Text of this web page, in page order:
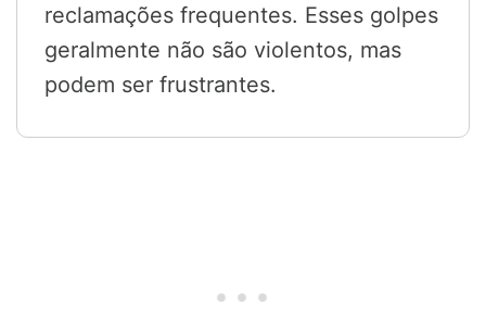
reclamações frequentes. Esses golpes
geralmente não são violentos, mas
podem ser frustrantes.